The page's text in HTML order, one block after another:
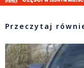
Przeczytaj